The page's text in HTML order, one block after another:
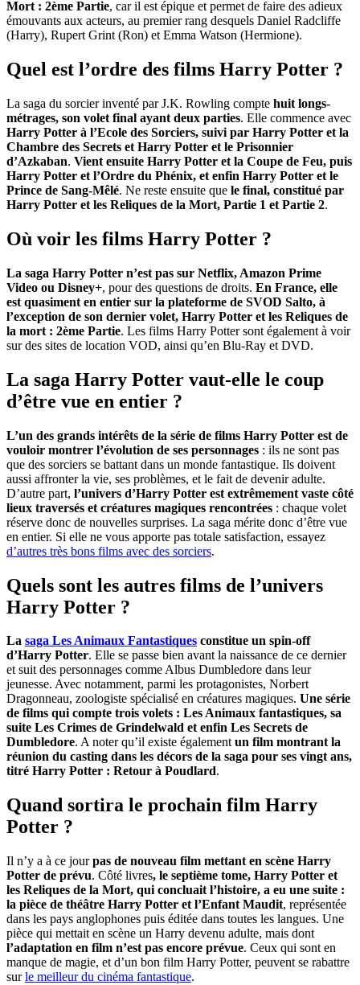
Mort : 2ème Partie, car il est épique et permet de faire des adieux
émouvants aux acteurs, au premier rang desquels Daniel Radcliffe
(Harry), Rupert Grint (Ron) et Emma Watson (Hermione).
Quel est l’ordre des films Harry Potter ?
La saga du sorcier inventé par J.K. Rowling compte huit longs-
métrages, son volet final ayant deux parties. Elle commence avec
Harry Potter à l’Ecole des Sorciers, suivi par Harry Potter et la
Chambre des Secrets et Harry Potter et le Prisonnier
d’Azkaban. Vient ensuite Harry Potter et la Coupe de Feu, puis
Harry Potter et l’Ordre du Phénix, et enfin Harry Potter et le
Prince de Sang-Mêlé. Ne reste ensuite que le final, constitué par
Harry Potter et les Reliques de la Mort, Partie 1 et Partie 2.
Où voir les films Harry Potter ?
La saga Harry Potter n’est pas sur Netflix, Amazon Prime
Video ou Disney+, pour des questions de droits. En France, elle
est quasiment en entier sur la plateforme de SVOD Salto, à
l’exception de son dernier volet, Harry Potter et les Reliques de
la mort : 2ème Partie. Les films Harry Potter sont également à voir
sur des sites de location VOD, ainsi qu’en Blu-Ray et DVD.
La saga Harry Potter vaut-elle le coup
d’être vue en entier ?
L’un des grands intérêts de la série de films Harry Potter est de
vouloir montrer l’évolution de ses personnages : ils ne sont pas
que des sorciers se battant dans un monde fantastique. Ils doivent
aussi affronter la vie, ses problèmes, et le fait de devenir adulte.
D’autre part, l’univers d’Harry Potter est extrêmement vaste côté
lieux traversés et créatures magiques rencontrées : chaque volet
réserve donc de nouvelles surprises. La saga mérite donc d’être vue
en entier. Si elle ne vous apporte pas totale satisfaction, essayez
d’autres très bons films avec des sorciers.
Quels sont les autres films de l’univers
Harry Potter ?
La saga Les Animaux Fantastiques constitue un spin-off
d’Harry Potter. Elle se passe bien avant la naissance de ce dernier
et suit des personnages comme Albus Dumbledore dans leur
jeunesse. Avec notamment, parmi les protagonistes, Norbert
Dragonneau, zoologiste spécialisé en créatures magiques. Une série
de films qui compte trois volets : Les Animaux fantastiques, sa
suite Les Crimes de Grindelwald et enfin Les Secrets de
Dumbledore. A noter qu’il existe égalementun film montrant la
réunion du casting dans les décors de la saga pour ses vingt ans,
titré Harry Potter : Retour à Poudlard.
Quand sortira le prochain film Harry
Potter ?
Il n’y a à ce jourpas de nouveau film mettant en scène Harry
Potter de prévu. Côté livres, le septième tome, Harry Potter et
les Reliques de la Mort, qui concluait l’histoire, a eu une suite :
la pièce de théâtre Harry Potter et l’Enfant Maudit, représentée
dans les pays anglophones puis éditée dans toutes les langues. Une
pièce qui mettait en scène un Harry devenu adulte, mais dont
l’adaptation en film n’est pas encore prévue. Ceux qui sont en
manque de magie, et d’un bon film Harry Potter, peuvent se rabattre
surle meilleur du cinéma fantastique.